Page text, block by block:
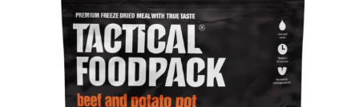
Snacks Boissons